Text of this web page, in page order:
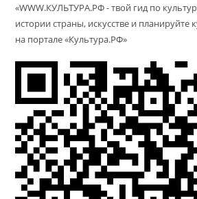
«WWW.КУЛЬТУРА.РФ - твой гид по
истории страны, искусстве и
на портале «Культура.РФ»